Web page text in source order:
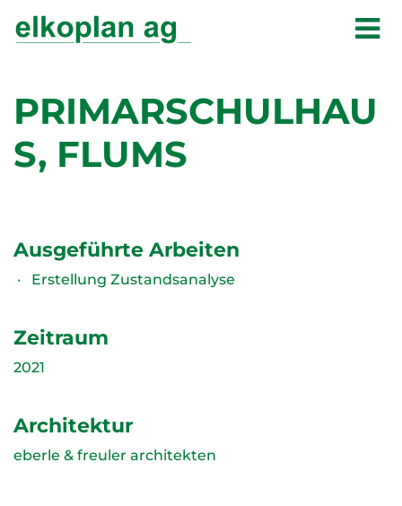
PRIMARSCHULHAU
S, FLUMS
Ausgeführte Arbeiten
Erstellung Zustandsanalyse
Zeitraum
2021
Architektur
eberle & freuler architekten